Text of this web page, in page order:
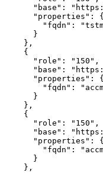
"base" :
"properties" :
{
"fqdn" :
}
} ,
{
"role" : "150" ,
"base" :
"properties" :
{
"fqdn" :
}
} ,
{
"role" : "150" ,
"base" :
"properties" :
{
"fqdn" :
}
} ,